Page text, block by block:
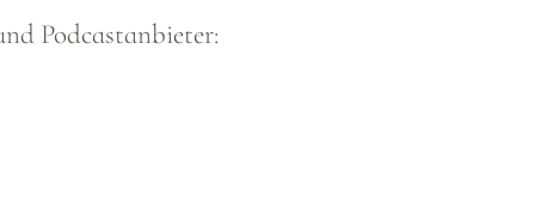
Podcastanbieter: